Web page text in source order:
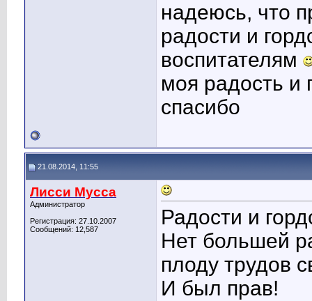
надеюсь, что
радости и
воспитателям
моя радость и
спасибо
21.08.2014, 11:55
Лисси Мусса
Администратор
Регистрация: 27.10.2007
Сообщений: 12,587
Радости и
Нет большей
плоду трудов
И был прав!